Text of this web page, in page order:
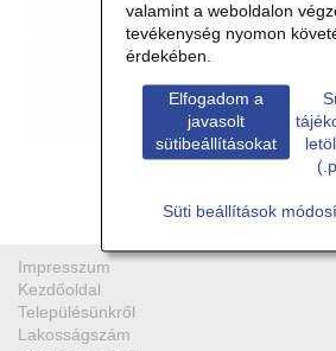
Vissza
Impresszum
Kezdőoldal
Településünkről
Lakosságszám
valamint a weboldalon
tevékenység nyomon
érdekében.
Elfogadom a
javasolt
sütibeállításokat
Süti beállítások